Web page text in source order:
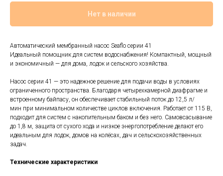
Нет в наличии
Автоматический мембранный насос Seaflo серии 41
Идеальный помощник для систем водоснабжения! Компактный, мощный
и экономичный — для дома, лодок и сельского хозяйства.
Насос серии 41 — это надежное решение для подачи воды в условиях
ограниченного пространства. Благодаря четырехкамерной диафрагме и
встроенному байпасу, он обеспечивает стабильный поток до 12,5 л/
мин при минимальном количестве циклов включения. Работает от 115 В,
подходит для систем с накопительным баком и без него. Самовсасывание
до 1,8 м, защита от сухого хода и низкое энергопотребление делают его
идеальным для лодок, домов на колёсах, дач и сельскохозяйственных
задач.
Технические характеристики